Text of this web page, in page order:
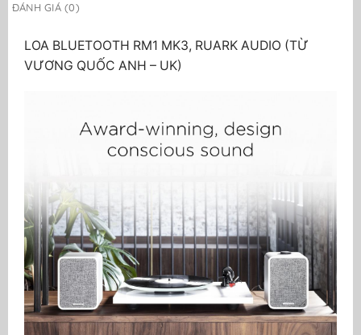
ĐÁNH GIÁ (0)
LOA BLUETOOTH RM1 MK3, RUARK AUDIO (TỪ
VƯƠNG QUỐC ANH – UK)